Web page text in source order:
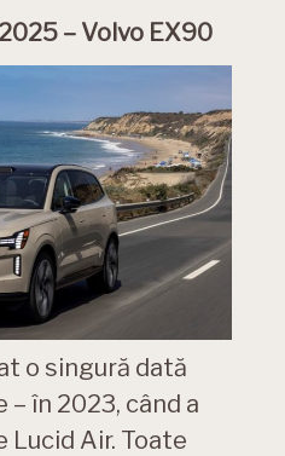
– Volvo EX90
o singură dată
în 2023, când a
Air. Toate